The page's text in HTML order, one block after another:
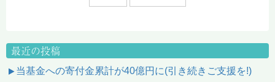
最近の投稿
当基金への寄付金累計が40億円に(引き続きご支援を!)